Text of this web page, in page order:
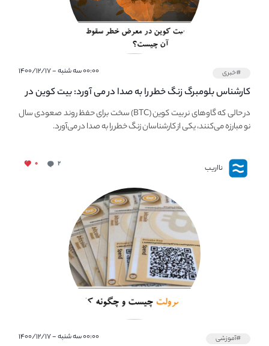
#خبری ۰۰:۰۰ سه شنبه - ۱۴۰۰/۱۲/۱۷
کارشناس بلومبرگ زنگ خطر را به صدا در می آورد: بیت کوین در
معرض خطر سقوط بزرگ است - دلیل آن چیست؟در حالی که گاوهای نر بیت کوین (BTC) سخت برای حفظ روند صعودی سال
نو مبارزه می‌کنند، یکی از کارشناسان زنگ خطر را به صدا در می‌آورد.
نااریب ۲ ۰
#آموزشی ۰۰:۰۰ سه شنبه - ۱۴۰۰/۱۲/۱۷